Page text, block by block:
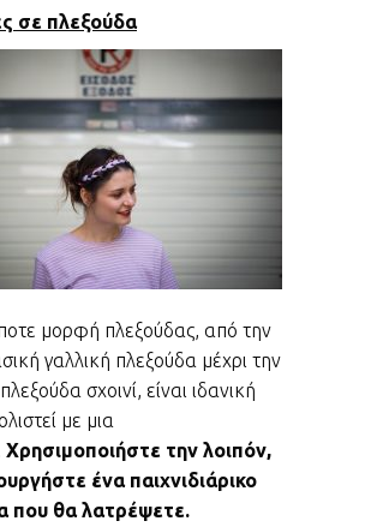
σε πλεξούδα
μορφή πλεξούδας, από την
γαλλική πλεξούδα μέχρι την
σχοινί, είναι ιδανική
με μια
Χρησιμοποιήστε την λοιπόν,
ένα παιχνιδιάρικο
που θα λατρέψετε.